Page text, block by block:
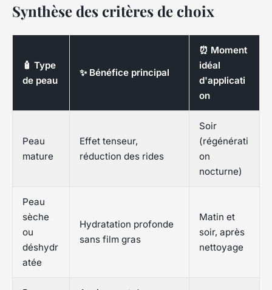
Synthèse des critères de choix
🧴 Type
de peau
✨ Bénéfice principal
⏰ Moment
idéal
d'applicati
on
Peau
mature
Effet tenseur,
réduction des rides
Soir
(régénérati
on
nocturne)
Peau
sèche
ou
déshydr
atée
Hydratation profonde
sans film gras
Matin et
soir, après
nettoyage